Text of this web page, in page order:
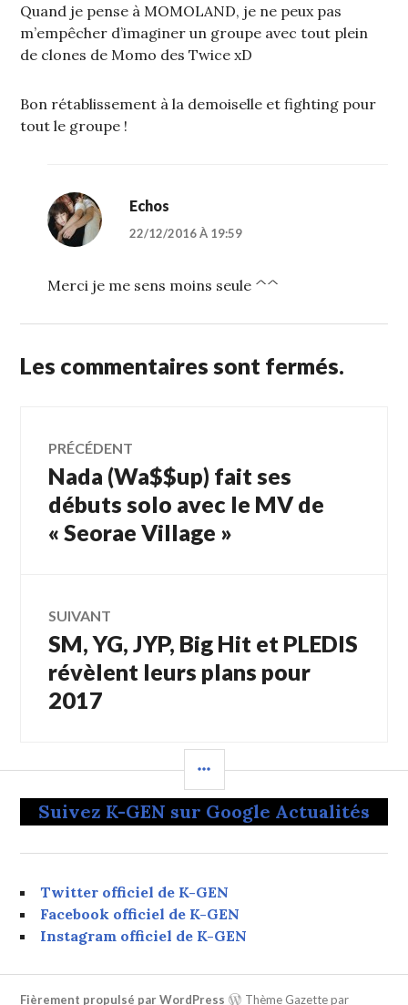
Quand je pense à MOMOLAND, je ne peux pas
m’empêcher d’imaginer un groupe avec tout plein
de clones de Momo des Twice xD
Bon rétablissement à la demoiselle et fighting pour
tout le groupe !
Echos
22/12/2016 À 19:59
Merci je me sens moins seule ^^
Les commentaires sont fermés.
Navigation
de
l’article
PRÉCÉDENT
Article
précédent :
Nada (Wa$$up) fait ses
débuts solo avec le MV de
« Seorae Village »
SUIVANT
Article
Suivant:
SM, YG, JYP, Big Hit et PLEDIS
révèlent leurs plans pour
2017
LATÉRALE
Suivez K-GEN sur Google Actualités
Twitter officiel de K-GEN
Facebook officiel de K-GEN
Instagram officiel de K-GEN
Fièrement propulsé par WordPress Thème Gazette par